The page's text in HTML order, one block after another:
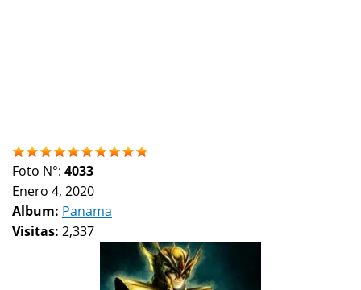
Foto N°: 4033
Enero 4, 2020
Album: Panama
Visitas: 2,337